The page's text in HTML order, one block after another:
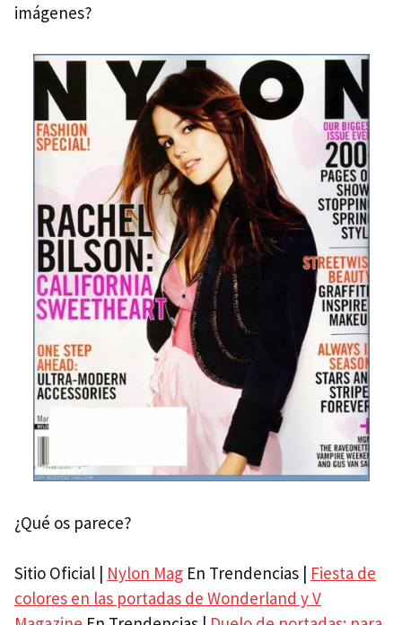
imágenes?
¿Qué os parece?
Sitio Oficial | Nylon Mag En Trendencias | Fiesta de
colores en las portadas de Wonderland y V